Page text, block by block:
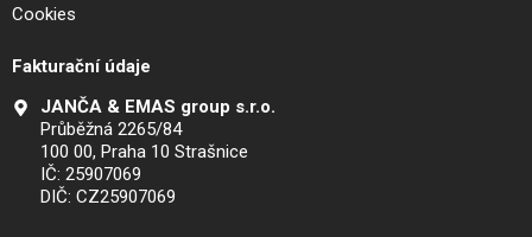
Cookies
Fakturační údaje
JANČA & EMAS group s.r.o.
Průběžná 2265/84
100 00, Praha 10 Strašnice
IČ: 25907069
DIČ: CZ25907069